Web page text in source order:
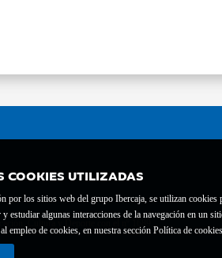
COOKIES UTILIZADAS
por los sitios web del grupo Ibercaja, se utilizan
estudiar algunas interacciones de la navegación en un
empleo de cookies, en nuestra sección Política de cookies
Cultura y Deporte con el nº 1689.